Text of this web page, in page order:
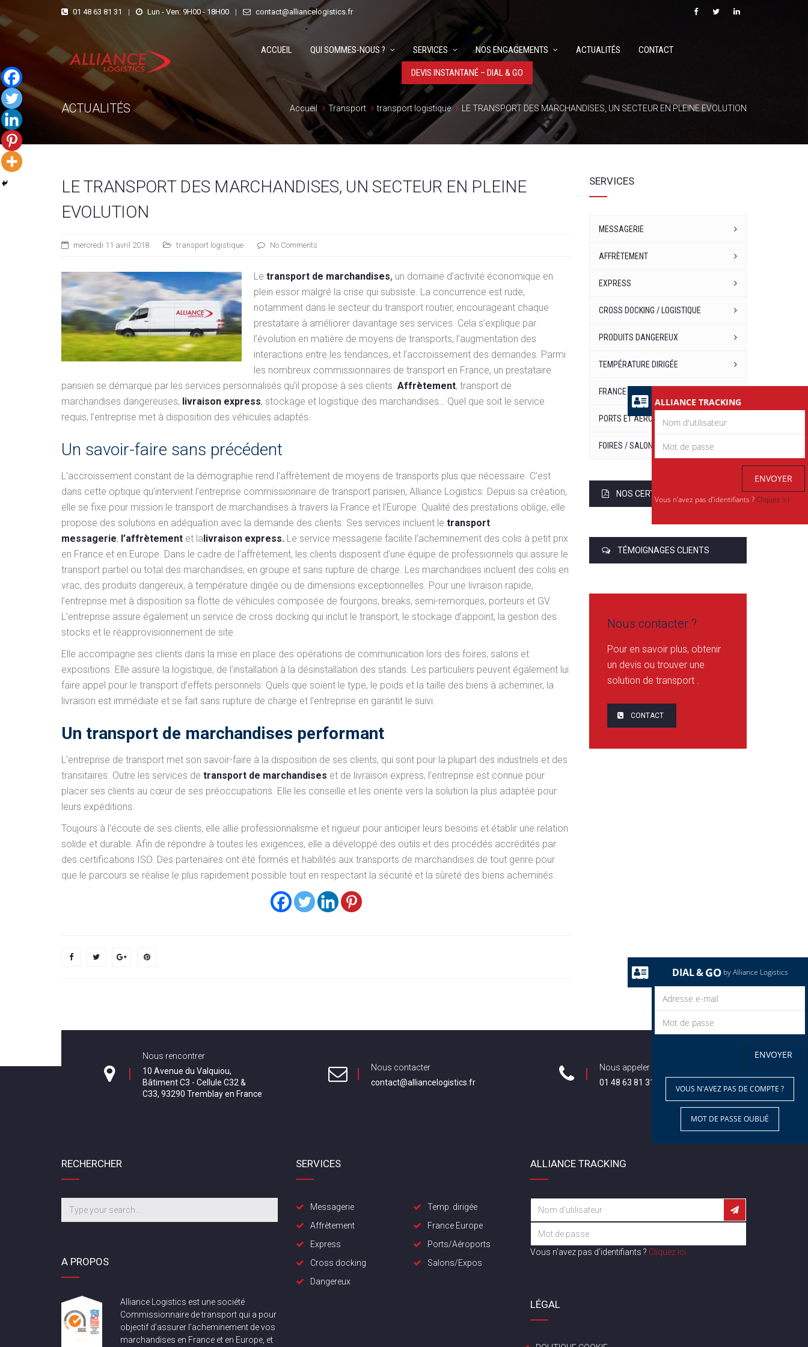
01 48 63 81 31 | Lun - Ven: 9H00 - 18H00 | contact@alliancelogistics.fr
ACCUEIL QUI SOMMES-NOUS ? SERVICES NOS ENGAGEMENTS ACTUALITÉS CONTACT
DEVIS INSTANTANÉ – DIAL & GO
ACTUALITÉS Accueil Transport transport logistique LE TRANSPORT DES MARCHANDISES, UN SECTEUR EN PLEINE EVOLUTION
LE TRANSPORT DES MARCHANDISES, UN SECTEUR EN PLEINE
EVOLUTION
mercredi 11 avril 2018 transport logistique No Comments
Le transport de marchandises, un domaine d’activité économique en
plein essor malgré la crise qui subsiste. La concurrence est rude,
notamment dans le secteur du transport routier, encourageant chaque
prestataire à améliorer davantage ses services. Cela s’explique par
l’évolution en matière de moyens de transports, l’augmentation des
interactions entre les tendances, et l’accroissement des demandes. Parmi
les nombreux commissionnaires de transport en France, un prestataire
parisien se démarque par les services personnalisés qu’il propose à ses clients. Affrètement, transport de
marchandises dangereuses, livraison express, stockage et logistique des marchandises… Quel que soit le service
requis, l’entreprise met à disposition des véhicules adaptés.
Un savoir-faire sans précédent
L’accroissement constant de la démographie rend l’affrètement de moyens de transports plus que nécessaire. C’est
dans cette optique qu’intervient l’entreprise commissionnaire de transport parisien, Alliance Logistics. Depuis sa création,
elle se fixe pour mission le transport de marchandises à travers la France et l’Europe. Qualité des prestations oblige, elle
propose des solutions en adéquation avec la demande des clients. Ses services incluent le transport
messagerie, l’affrètement et lalivraison express. Le service messagerie facilite l’acheminement des colis à petit prix
en France et en Europe. Dans le cadre de l’affrètement, les clients disposent d’une équipe de professionnels qui assure le
transport partiel ou total des marchandises, en groupe et sans rupture de charge. Les marchandises incluent des colis en
vrac, des produits dangereux, à température dirigée ou de dimensions exceptionnelles. Pour une livraison rapide,
l’entreprise met à disposition sa flotte de véhicules composée de fourgons, breaks, semi-remorques, porteurs et GV.
L’entreprise assure également un service de cross docking qui inclut le transport, le stockage d’appoint, la gestion des
stocks et le réapprovisionnement de site.
Elle accompagne ses clients dans la mise en place des opérations de communication lors des foires, salons et
expositions. Elle assure la logistique, de l’installation à la désinstallation des stands. Les particuliers peuvent également lui
faire appel pour le transport d’effets personnels. Quels que soient le type, le poids et la taille des biens à acheminer, la
livraison est immédiate et se fait sans rupture de charge et l’entreprise en garantit le suivi.
Un transport de marchandises performant
L’entreprise de transport met son savoir-faire à la disposition de ses clients, qui sont pour la plupart des industriels et des
transitaires. Outre les services de transport de marchandises et de livraison express, l’entreprise est connue pour
placer ses clients au cœur de ses préoccupations. Elle les conseille et les oriente vers la solution la plus adaptée pour
leurs expéditions.
Toujours à l’écoute de ses clients, elle allie professionnalisme et rigueur pour anticiper leurs besoins et établir une relation
solide et durable. Afin de répondre à toutes les exigences, elle a développé des outils et des procédés accrédités par
des certifications ISO. Des partenaires ont été formés et habilités aux transports de marchandises de tout genre pour
que le parcours se réalise le plus rapidement possible tout en respectant la sécurité et la sûreté des biens acheminés.
SERVICES
MESSAGERIE
AFFRÈTEMENT
EXPRESS
CROSS DOCKING / LOGISTIQUE
PRODUITS DANGEREUX
TEMPÉRATURE DIRIGÉE
FRANCE EUROPE
PORTS ET AÉROPORTS
FOIRES / SALONS / EXPOSITIONS
NOS CERTIFICATIONS
TÉMOIGNAGES CLIENTS
Nous contacter ?
Pour en savoir plus, obtenir
un devis ou trouver une
solution de transport .
CONTACT
ALLIANCE TRACKING
ENVOYER
Vous n’avez pas d’identifiants ?Cliquez ici
DIAL& GOby Alliance Logistics
ENVOYER
VOUS N'AVEZ PAS DE COMPTE ?
MOT DE PASSE OUBLIÉ
Nous rencontrer
10 Avenue du Valquiou,
Bâtiment C3 - Cellule C32 &
C33, 93290 Tremblay en France
Nous contacter
contact@alliancelogistics.fr
Nous appeler
01 48 63 81 31
RECHERCHER
A PROPOS
Alliance Logistics est une société
Commissionnaire de transport qui a pour
objectif d’assurer l’acheminement de vos
marchandises en France et en Europe, et
SERVICES
Messagerie
Affrètement
Express
Cross docking
Dangereux
Temp. dirigée
France Europe
Ports/Aéroports
Salons/Expos
ALLIANCE TRACKING
Vous n’avez pas d’identifiants ? Cliquez ici
LÉGAL